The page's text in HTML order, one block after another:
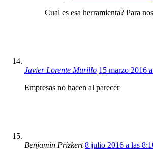
Cual es esa herramienta? Para
Javier Lorente Murillo 15 marzo 2016
Empresas no hacen al parecer
Benjamin Prizkert 8 julio 2016 a las